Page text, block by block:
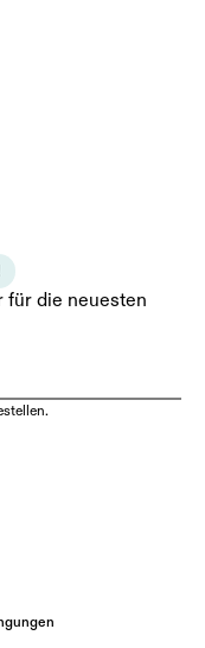
für die neuesten